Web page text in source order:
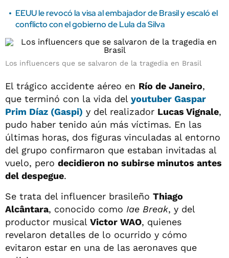
EEUU le revocó la visa al embajador de Brasil y escaló el
conflicto con el gobierno de Lula da Silva
Los influencers que se salvaron de la tragedia en Brasil
El trágico accidente aéreo en Río de Janeiro,
que terminó con la vida del youtuber Gaspar
Prim Díaz (Gaspi) y del realizador Lucas Vignale,
pudo haber tenido aún más víctimas. En las
últimas horas, dos figuras vinculadas al entorno
del grupo confirmaron que estaban invitadas al
vuelo, pero decidieron no subirse minutos antes
del despegue.
Se trata del influencer brasileño Thiago
Alcântara, conocido como Iae Break, y del
productor musical Victor WAO, quienes
revelaron detalles de lo ocurrido y cómo
evitaron estar en una de las aeronaves que